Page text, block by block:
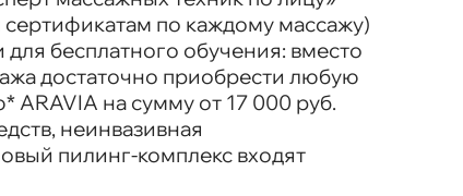
по каждому массажу)
для бесплатного обучения: вместо
достаточно приобрести любую
ARAVIA на сумму от 17 000 руб.
неинвазивная
пилинг-комплекс входят